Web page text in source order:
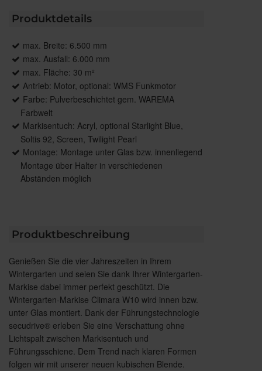
Produktdetails
max. Breite: 6.500 mm
max. Ausfall: 6.000 mm
max. Fläche: 30 m²
Antrieb: Motor, optional: WMS Funkmotor
Farbe: Pulverbeschichtet gem. WAREMA
Farbwelt
Markisentuch: Acryl, optional Starlight Blue,
Soltis 92, Screen, Twilight Pearl
Montage: Montage unter Glas bzw. innenliegend
Montage über Halter in verschiedenen
Abständen möglich
Produktbeschreibung
Genießen Sie die vier Jahreszeiten in Ihrem
Wintergarten und seien Sie dank Ihrer Wintergarten-
Markise dabei immer perfekt geschützt. Die
Wintergarten-Markise Climara W10 wird innen bzw.
unter Glas montiert. Dank der Führungstechnologie
secudrive® erleben Sie eine Verschattung ohne
Lichtspalt zwischen Markisentuch und
Führungsschiene. Dem Trend nach klaren Formen
folgen wir mit unserer neuen kubischen Blende.